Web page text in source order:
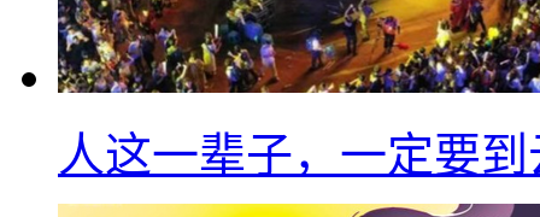
人这一辈子，一定要